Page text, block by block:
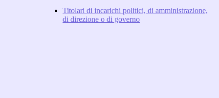
Titolari di incarichi politici, di amministrazione,
di direzione o di governo